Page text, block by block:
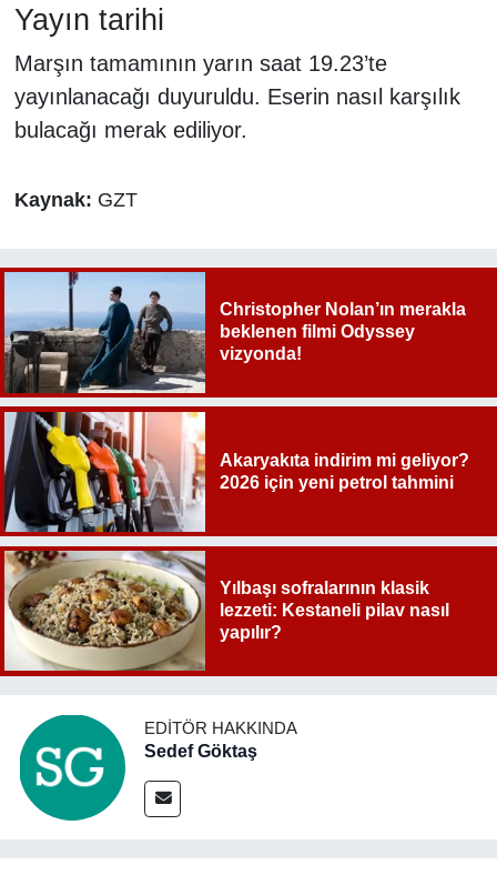
Yayın tarihi
Marşın tamamının yarın saat 19.23’te
yayınlanacağı duyuruldu. Eserin nasıl karşılık
bulacağı merak ediliyor.
Kaynak: GZT
Christopher Nolan’ın merakla
beklenen filmi Odyssey
vizyonda!
Akaryakıta indirim mi geliyor?
2026 için yeni petrol tahmini
Yılbaşı sofralarının klasik
lezzeti: Kestaneli pilav nasıl
yapılır?
EDITÖR HAKKINDA
Sedef Göktaş